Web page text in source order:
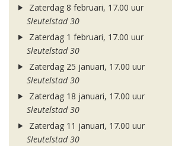
Zaterdag 8 februari, 17.00 uur
Sleutelstad 30
Zaterdag 1 februari, 17.00 uur
Sleutelstad 30
Zaterdag 25 januari, 17.00 uur
Sleutelstad 30
Zaterdag 18 januari, 17.00 uur
Sleutelstad 30
Zaterdag 11 januari, 17.00 uur
Sleutelstad 30